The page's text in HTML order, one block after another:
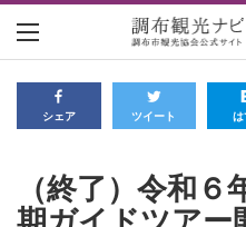
シェア ツイート は
（終了）令和６